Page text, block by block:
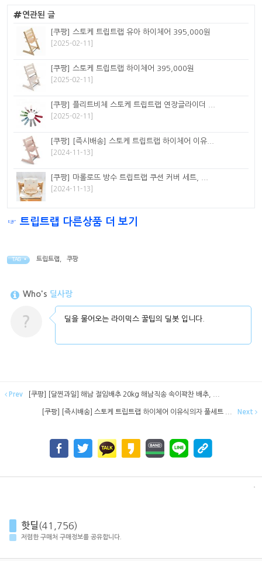
연관된 글
[쿠팡] 스토케 트립트랩 유아 하이체어 395,000원
[2025-02-11]
[쿠팡] 스토케 트립트랩 하이체어 395,000원
[2025-02-11]
[쿠팡] 플리트비체 스토케 트립트랩 연장글라이더 ...
[2025-02-11]
[쿠팡] [즉시배송] 스토케 트립트랩 하이체어 이유...
[2024-11-13]
[쿠팡] 마롤로뜨 방수 트립트랩 쿠션 커버 세트, ...
[2024-11-13]
☞ 트립트랩 다른상품 더 보기
TAG • 트립트랩 쿠팡
Who's 딜사랑
? 딜을 물어오는 라이믹스 꿀팁의 딜봇 입니다.
Prev [쿠팡] [달찐과일] 해남 절임배추 20kg 해남직송 속이꽉찬 배추, ...
[쿠팡] [즉시배송] 스토케 트립트랩 하이체어 이유식의자 풀세트 ... Next
핫딜 (41,756)
저렴한 구매처 구매정보를 공유합니다.